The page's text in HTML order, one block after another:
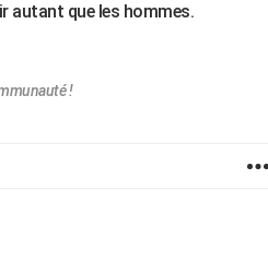
autant que les hommes.
!